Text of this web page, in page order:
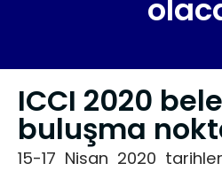
ICCI 2020
buluşma
15-17 Nisan 2020